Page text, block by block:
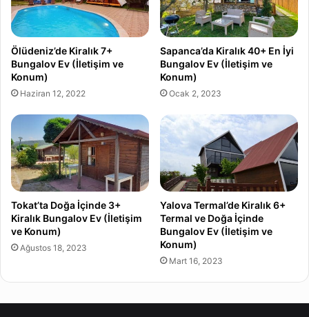
Ölüdeniz’de Kiralık 7+
Bungalov Ev (İletişim ve
Konum)
Haziran 12, 2022
Sapanca’da Kiralık 40+ En İyi
Bungalov Ev (İletişim ve
Konum)
Ocak 2, 2023
Tokat’ta Doğa İçinde 3+
Kiralık Bungalov Ev (İletişim
ve Konum)
Ağustos 18, 2023
Yalova Termal’de Kiralık 6+
Termal ve Doğa İçinde
Bungalov Ev (İletişim ve
Konum)
Mart 16, 2023